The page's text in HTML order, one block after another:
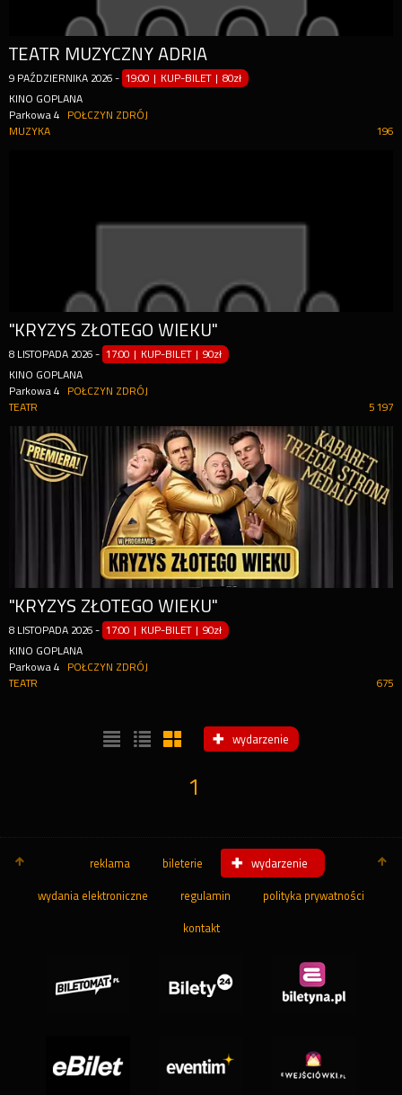
TEATR MUZYCZNY ADRIA
9 PAŹDZIERNIKA 2026 - 19:00 | KUP-BILET |80zł
KINO GOPLANA
Parkowa 4
POŁCZYN ZDRÓJ
196
MUZYKA
"KRYZYS ZŁOTEGO WIEKU"
8 LISTOPADA 2026 - 17:00 | KUP-BILET |90zł
KINO GOPLANA
Parkowa 4
POŁCZYN ZDRÓJ
5 197
TEATR
"KRYZYS ZŁOTEGO WIEKU"
8 LISTOPADA 2026 - 17:00 | KUP-BILET |90zł
KINO GOPLANA
Parkowa 4
POŁCZYN ZDRÓJ
675
TEATR
wydarzenie
1
reklama bileterie wydarzenie
wydania elektroniczne regulamin polityka prywatności
kontakt